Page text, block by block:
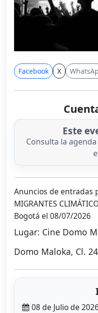
Facebook X
Este
Consulta la
Anuncios de entradas
MIGRANTES
Bogotá el 08/07/2026
Lugar: Cine Domo
Domo Maloka, Cl.
08 de Julio de